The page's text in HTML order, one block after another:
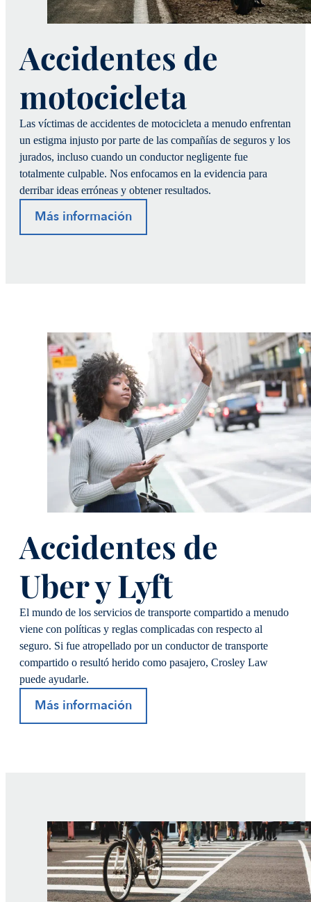
Accidentes de
motocicleta
Las víctimas de accidentes de motocicleta a menudo enfrentan
un estigma injusto por parte de las compañías de seguros y los
jurados, incluso cuando un conductor negligente fue
totalmente culpable. Nos enfocamos en la evidencia para
derribar ideas erróneas y obtener resultados.
Más información
Accidentes de
Uber y Lyft
El mundo de los servicios de transporte compartido a menudo
viene con políticas y reglas complicadas con respecto al
seguro. Si fue atropellado por un conductor de transporte
compartido o resultó herido como pasajero, Crosley Law
puede ayudarle.
Más información